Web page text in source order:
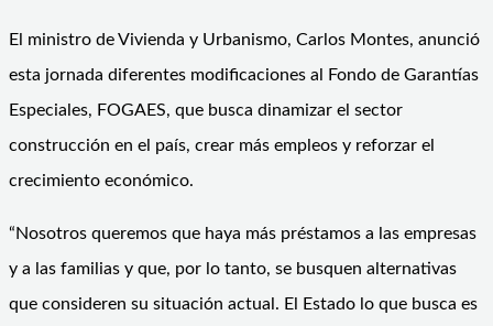
El ministro de Vivienda y Urbanismo, Carlos Montes, anunció
esta jornada diferentes modificaciones al Fondo de Garantías
Especiales, FOGAES, que busca dinamizar el sector
construcción en el país, crear más empleos y reforzar el
crecimiento económico.
“Nosotros queremos que haya más préstamos a las empresas
y a las familias y que, por lo tanto, se busquen alternativas
que consideren su situación actual. El Estado lo que busca es